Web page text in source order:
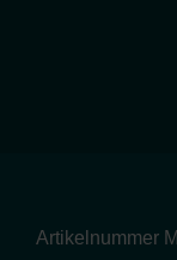
Artikelnummer